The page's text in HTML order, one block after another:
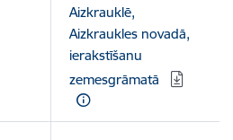
Aizkrauklē,
Aizkraukles novadā,
ierakstīšanu
zemesgrāmatā